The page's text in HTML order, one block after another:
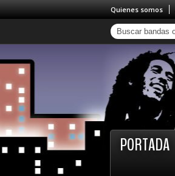
Quienes somos
PORTADA